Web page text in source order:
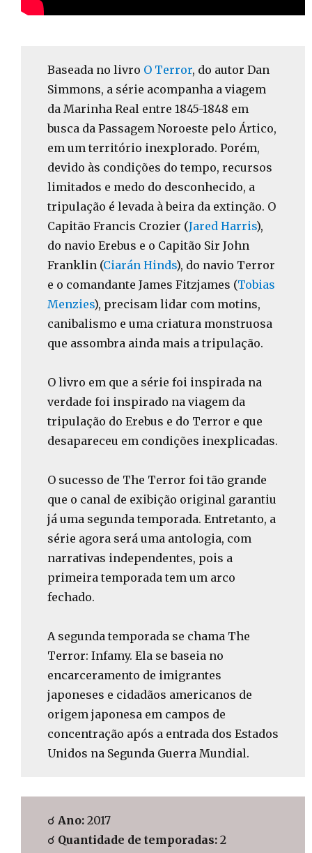
Baseada no livro O Terror, do autor Dan
Simmons, a série acompanha a viagem
da Marinha Real entre 1845-1848 em
busca da Passagem Noroeste pelo Ártico,
em um território inexplorado. Porém,
devido às condições do tempo, recursos
limitados e medo do desconhecido, a
tripulação é levada à beira da extinção. O
Capitão Francis Crozier (Jared Harris),
do navio Erebus e o Capitão Sir John
Franklin (Ciarán Hinds), do navio Terror
e o comandante James Fitzjames (Tobias
Menzies), precisam lidar com motins,
canibalismo e uma criatura monstruosa
que assombra ainda mais a tripulação.
O livro em que a série foi inspirada na
verdade foi inspirado na viagem da
tripulação do Erebus e do Terror e que
desapareceu em condições inexplicadas.
O sucesso de The Terror foi tão grande
que o canal de exibição original garantiu
já uma segunda temporada. Entretanto, a
série agora será uma antologia, com
narrativas independentes, pois a
primeira temporada tem um arco
fechado.
A segunda temporada se chama The
Terror: Infamy. Ela se baseia no
encarceramento de imigrantes
japoneses e cidadãos americanos de
origem japonesa em campos de
concentração após a entrada dos Estados
Unidos na Segunda Guerra Mundial.
☌ Ano: 2017
☌ Quantidade de temporadas: 2